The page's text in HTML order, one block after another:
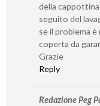
della
seguito del
se il problema
coperta da
Grazie
Reply
Redazione Peg